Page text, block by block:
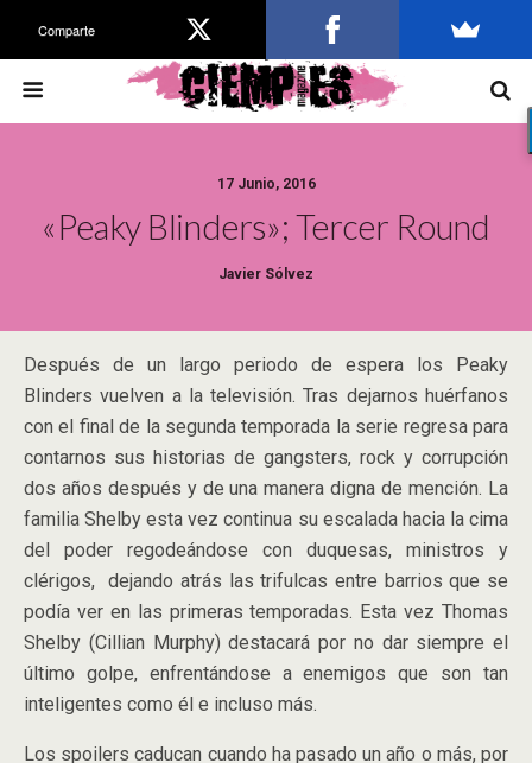
17 Junio, 2016
«Peaky Blinders»; Tercer Round
Javier Sólvez
Después de un largo periodo de espera los Peaky
Blinders vuelven a la televisión. Tras dejarnos huérfanos
con el final de la segunda temporada la serie regresa para
contarnos sus historias de gangsters, rock y corrupción
dos años después y de una manera digna de mención. La
familia Shelby esta vez continua su escalada hacia la cima
del poder regodeándose con duquesas, ministros y
clérigos, dejando atrás las trifulcas entre barrios que se
podía ver en las primeras temporadas. Esta vez Thomas
Shelby (Cillian Murphy) destacará por no dar siempre el
último golpe, enfrentándose a enemigos que son tan
inteligentes como él e incluso más.
Los spoilers caducan cuando ha pasado un año o más, por
Comparte